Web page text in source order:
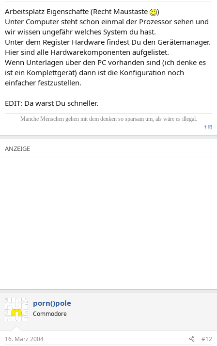
Arbeitsplatz Eigenschafte (Recht Maustaste
)
Unter Computer steht schon einmal der Prozessor sehen und
wir wissen ungefähr welches System du hast.
Unter dem Register Hardware findest Du den Gerätemanager.
Hier sind alle Hardwarekomponenten aufgelistet.
Wenn Unterlagen über den PC vorhanden sind (ich denke es
ist ein Komplettgerät) dann ist die Konfiguration noch
einfacher festzustellen.
EDIT: Da warst Du schneller.
Manche Menschen gehen mit dem denken so sparsam um, als wäre es illegal.
† 🦉
porn()pole
Commodore
16. März 2004 #12